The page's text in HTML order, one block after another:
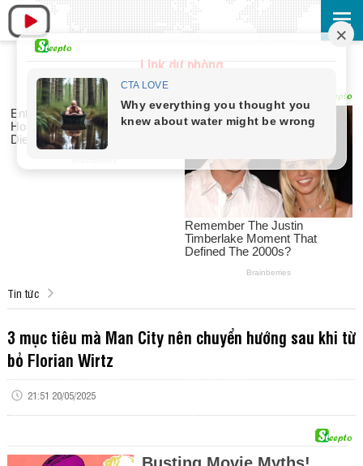
Link dự phòng
Tin tức
3 mục tiêu mà Man City nên chuyển hướng sau khi từ
bỏ Florian Wirtz
21:51 20/05/2025